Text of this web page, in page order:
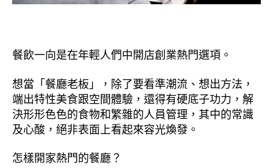
餐飲一向是在年輕人們中開店創業熱門選項。
想當「餐廳老板」，除了要看準潮流、想出方法，
端出特性美食跟空間體驗，還得有硬底子功力，解
決形形色色的食物和繁雜的人員管理，其中的常識
及心酸，絕非表面上看起來容光煥發。
怎樣開家熱門的餐廳？